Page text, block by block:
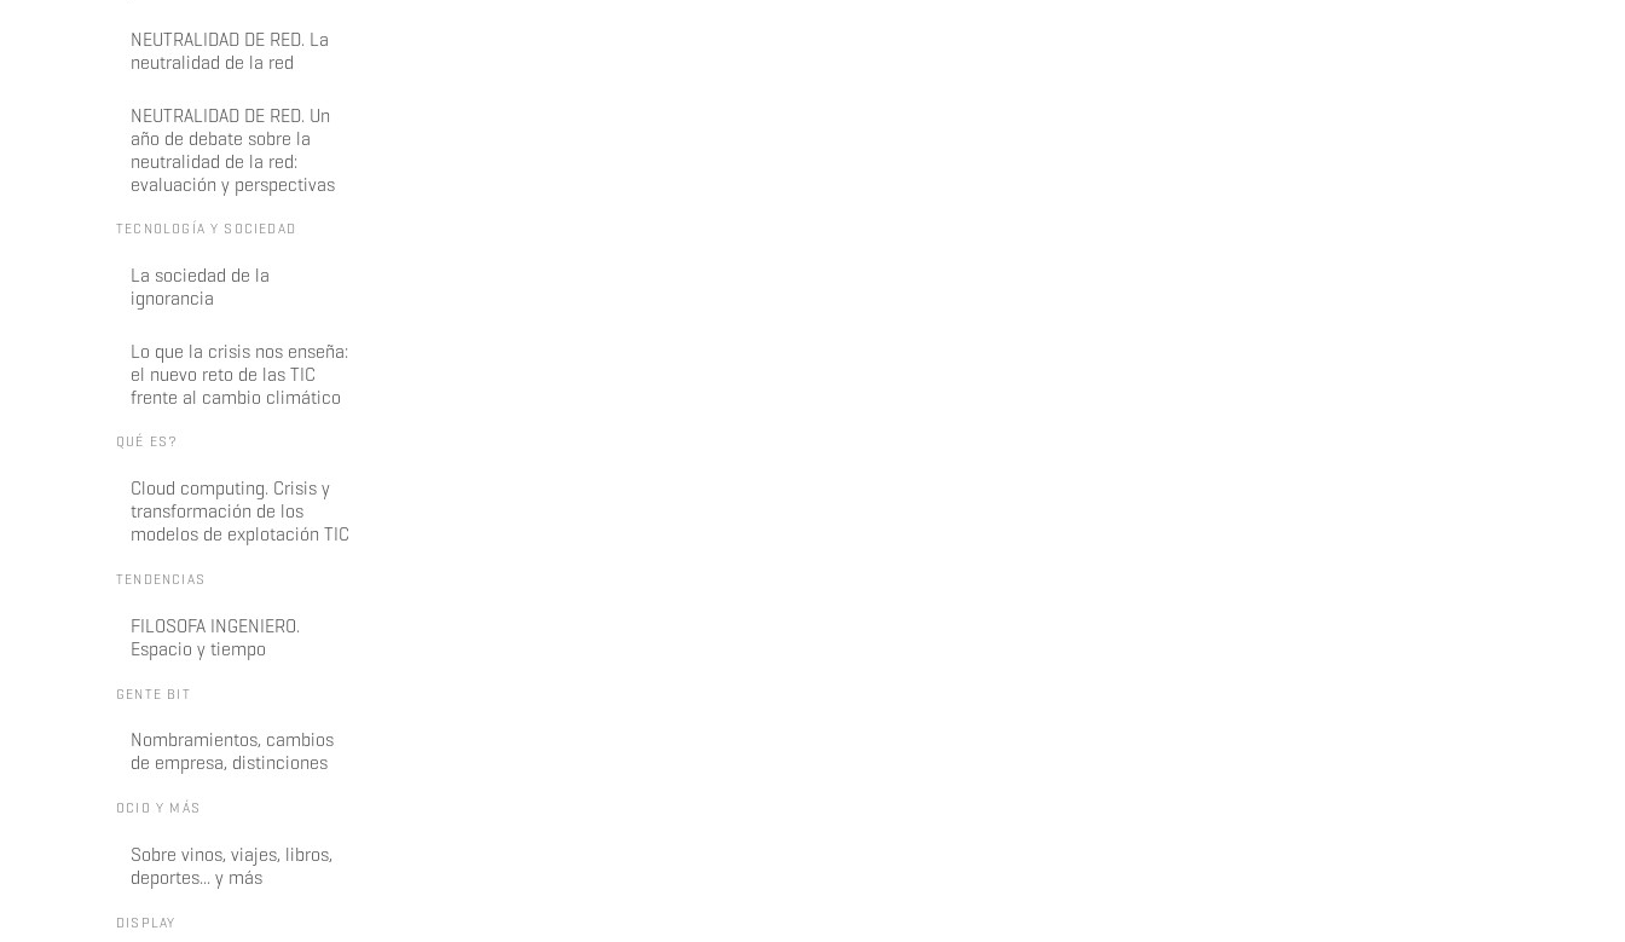
NEUTRALIDAD DE RED. La
neutralidad de la red
NEUTRALIDAD DE RED. Un
año de debate sobre la
neutralidad de la red:
evaluación y perspectivas
TECNOLOGÍA Y SOCIEDAD
La sociedad de la
ignorancia
Lo que la crisis nos enseña:
el nuevo reto de las TIC
frente al cambio climático
QUÉ ES?
Cloud computing. Crisis y
transformación de los
modelos de explotación TIC
TENDENCIAS
FILOSOFA INGENIERO.
Espacio y tiempo
GENTE BIT
Nombramientos, cambios
de empresa, distinciones
OCIO Y MÁS
Sobre vinos, viajes, libros,
deportes... y más
DISPLAY